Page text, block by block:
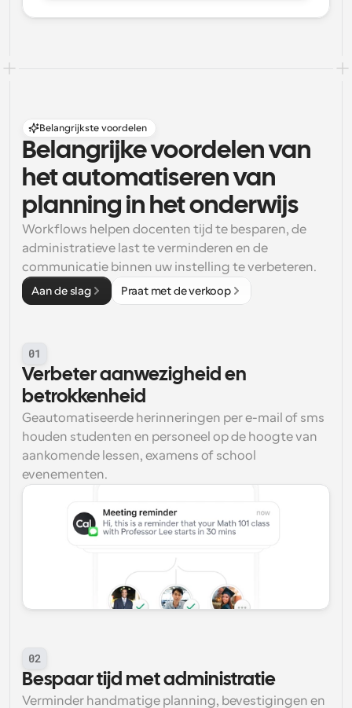
Belangrijkste voordelen
Belangrijke voordelen van
het automatiseren van
planning in het onderwijs
Workflows helpen docenten tijd te besparen, de
administratieve last te verminderen en de
communicatie binnen uw instelling te verbeteren.
Aan de slag Praat met de verkoop
01
Verbeter aanwezigheid en
betrokkenheid
Geautomatiseerde herinneringen per e-mail of sms
houden studenten en personeel op de hoogte van
aankomende lessen, examens of school
evenementen.
02
Bespaar tijd met administratie
Verminder handmatige planning, bevestigingen en